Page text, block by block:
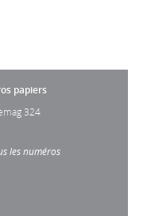
papiers
324
les numéros